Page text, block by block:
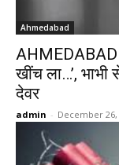
Ahmedabad
खींच ला…’,
देवर
admin - December 26,